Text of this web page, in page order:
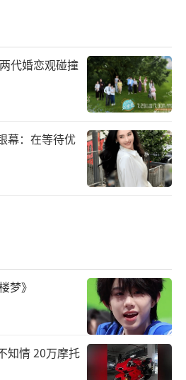
代婚恋观碰撞
幕：在等待优
梦》
知情 20万摩托